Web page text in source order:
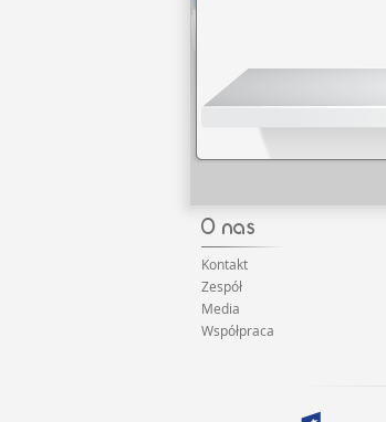
Kontakt
Zespół
Media
Współpraca